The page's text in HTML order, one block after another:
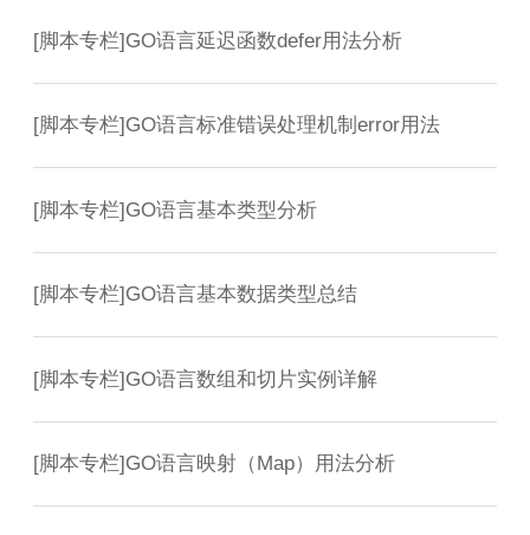
[脚本专栏]GO语言延迟函数defer用法分析
[脚本专栏] GO语言标准错误处理机制error用法
[脚本专栏]GO语言基本类型分析
[脚本专栏] GO语言基本数据类型总结
[脚本专栏]GO语言数组和切片实例详解
[脚本专栏]GO语言映射（Map）用法分析